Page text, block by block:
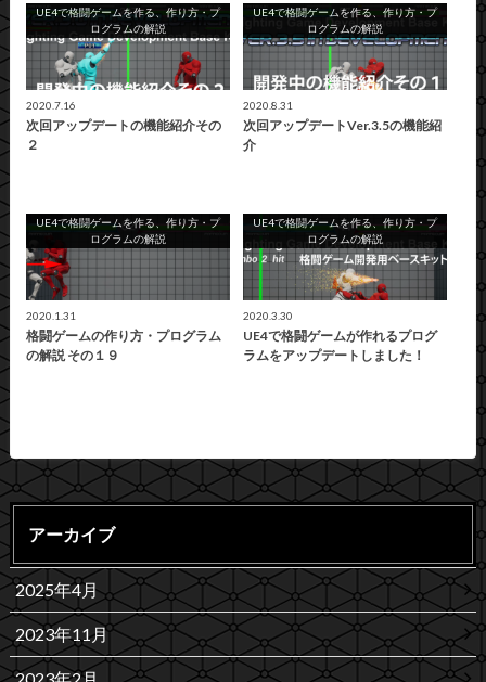
UE4で格闘ゲームを作る、作り方・プ
ログラムの解説
2020.7.16
次回アップデートの機能紹介その
２
UE4で格闘ゲームを作る、作り方・プ
ログラムの解説
2020.8.31
次回アップデートVer.3.5の機能紹
介
UE4で格闘ゲームを作る、作り方・プ
ログラムの解説
2020.1.31
格闘ゲームの作り方・プログラム
の解説 その１９
UE4で格闘ゲームを作る、作り方・プ
ログラムの解説
2020.3.30
UE4で格闘ゲームが作れるプログ
ラムをアップデートしました！
アーカイブ
2025年4月
2023年11月